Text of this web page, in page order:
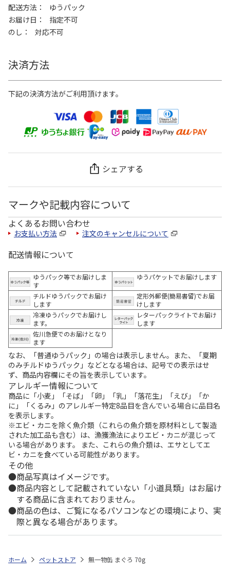
配送方法
ゆうパック
お届け日
指定不可
のし
対応不可
決済方法
下記の決済方法がご利用頂けます。
シェアする
マークや記載内容について
よくあるお問い合わせ
お支払い方法 注文のキャンセルについて
配送情報について
ゆうパック等でお届けしま
す
ゆうパケットでお届けします
チルドゆうパックでお届け
します
定形外郵便(簡易書留)でお届
けします
冷凍ゆうパックでお届けし
ます。
レターパックライトでお届け
します
佐川急便でのお届けとなり
ます
なお、「普通ゆうパック」の場合は表示しません。また、「夏期
のみチルドゆうパック」などとなる場合は、記号での表示はせ
ず、商品内容欄にその旨を表示しています。
アレルギー情報について
商品に「小麦」「そば」「卵」「乳」「落花生」「えび」「か
に」「くるみ」のアレルギー特定8品目を含んでいる場合に品目名
を表示します。
※エビ・カニを除く魚介類（これらの魚介類を原材料として製造
された加工品も含む）は、漁獲漁法によりエビ・カニが混じって
いる場合があります。 また、これらの魚介類は、エサとしてエ
ビ・カニを食べている可能性があります。
その他
商品写真はイメージです。
商品内容として記載されていない「小道具類」はお届け
する商品に含まれておりません。
商品の色は、ご覧になるパソコンなどの環境により、実
際と異なる場合があります。
ホーム ペットストア 無一物缶 まぐろ 70g